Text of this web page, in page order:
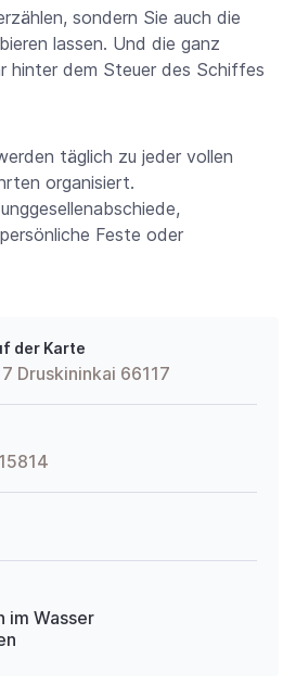
sondern Sie auch die
lassen. Und die ganz
hinter dem Steuer des Schiffes
täglich zu jeder vollen
organisiert.
Feste oder
der Karte
Druskininkai 66117
Wasser